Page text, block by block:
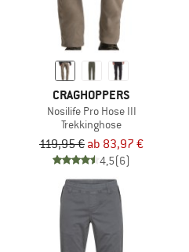
CRAGHOPPERS
Nosilife Pro Hose III
Trekkinghose
119,95 € ab 83,97 €
4,5(6)